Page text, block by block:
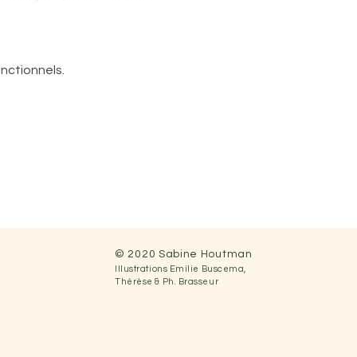
offerte et reçue par
© 2020 Sabine Houtman
Illustrations Emilie Buscema,
Thérèse & Ph. Brasseur